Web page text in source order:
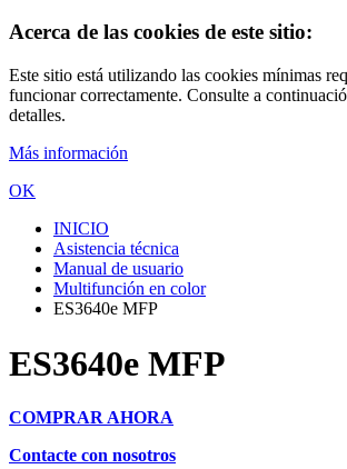
Acerca de las cookies de este sitio:
Este sitio está utilizando las cookies mínimas
funcionar correctamente. Consulte a
detalles.
Más información
OK
INICIO
Asistencia técnica
Manual de usuario
Multifunción en color
ES3640e MFP
ES3640e MFP
COMPRAR AHORA
Contacte con nosotros